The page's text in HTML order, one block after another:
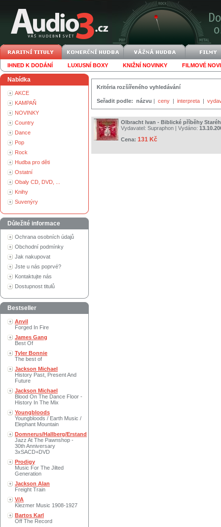
IHNED K DODÁNÍ LUXUSNÍ BOXY KNIŽNÍ NOVINKY FILMOVÉ
Nabídka
AKCE
KAMPAŇ
NOVINKY
Country
Dance
Pop
Rock
Hudba pro děti
Ostatní
Obaly CD, DVD, ...
Knihy
Suvenýry
Důležité informace
Ochrana osobních údajů
Obchodní podmínky
Jak nakupovat
Jste u nás poprvé?
Kontaktujte nás
Dostupnost titulů
Bestseller
Anvil
Forged In Fire
James Gang
Best Of
Tyler Bonnie
The best of
Jackson Michael
History Past, Present And
Future
Jackson Michael
Blood On The Dance Floor -
History In The Mix
Youngbloods
Youngbloods / Earth Music /
Elephant Mountain
Domnerus/Hallberg/Erstand
Jazz At The Pawnshop -
30th Anniversary
3xSACD+DVD
Prodigy
Music For The Jilted
Generation
Jackson Alan
Freight Train
V/A
Klezmer Music 1908-1927
Bartos Karl
Off The Record
Kritéria rozšířeného vyhledávání
Seřadit podle: názvu | ceny | interpreta |
Olbracht Ivan - Biblické příběhy
Vydavatel: Supraphon | Vydáno:
Cena: 131 Kč